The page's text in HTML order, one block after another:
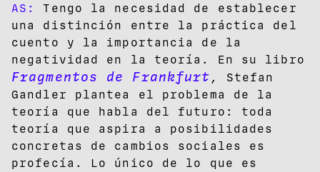
AS:
Tengo la necesidad de establecer
una distinción entre la práctica del
cuento y la importancia de la
negatividad en la teoría. En su libro
Fragmentos de Frankfurt , Stefan
Gandler plantea el problema de la
teoría que habla del futuro: toda
teoría que aspira a posibilidades
concretas de cambios sociales es
profecía. Lo único de lo que es